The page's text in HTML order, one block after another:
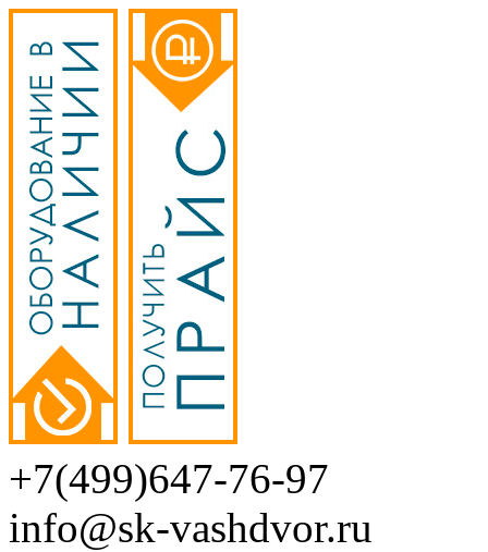
+7(499)647-76-97
info@sk-vashdvor.ru